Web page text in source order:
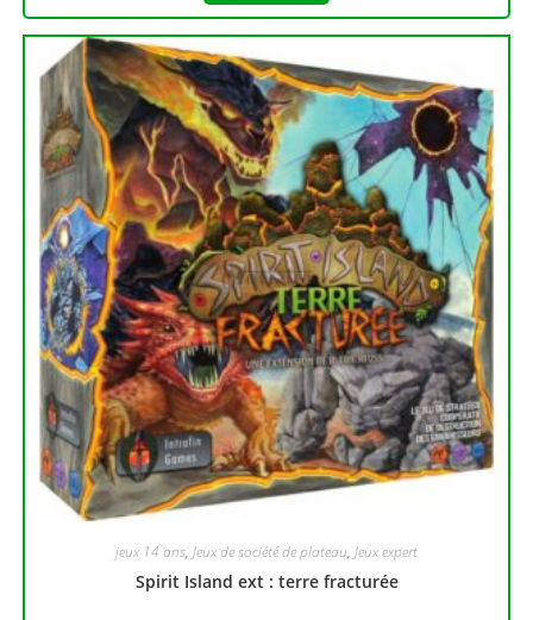
jeux 14 ans, Jeux de société de plateau, Jeux expert
Spirit Island ext : terre fracturée